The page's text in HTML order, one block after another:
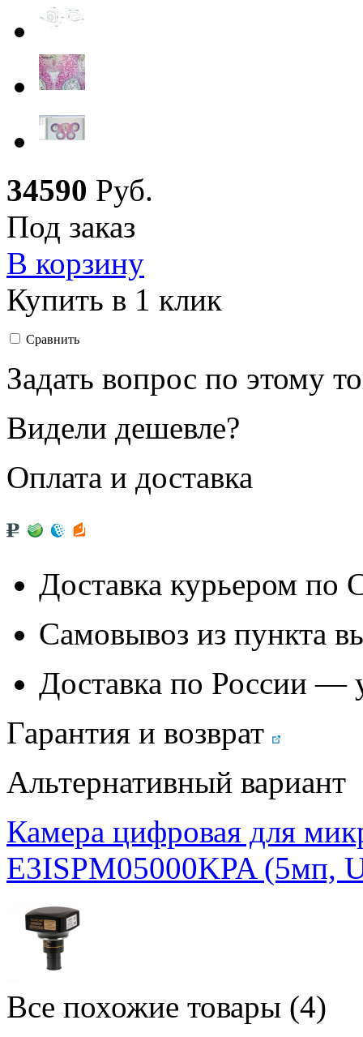
34590 Руб.
Под заказ
В корзину
Купить в 1 клик
Сравнить
Задать вопрос по этому
Видели дешевле?
Оплата и доставка
Доставка курьером
Самовывоз из пункта
Доставка по России —
Гарантия и возврат
Альтернативный вариант
Камера цифровая для
E3ISPM05000KPA (5мп,
Все похожие товары (4)